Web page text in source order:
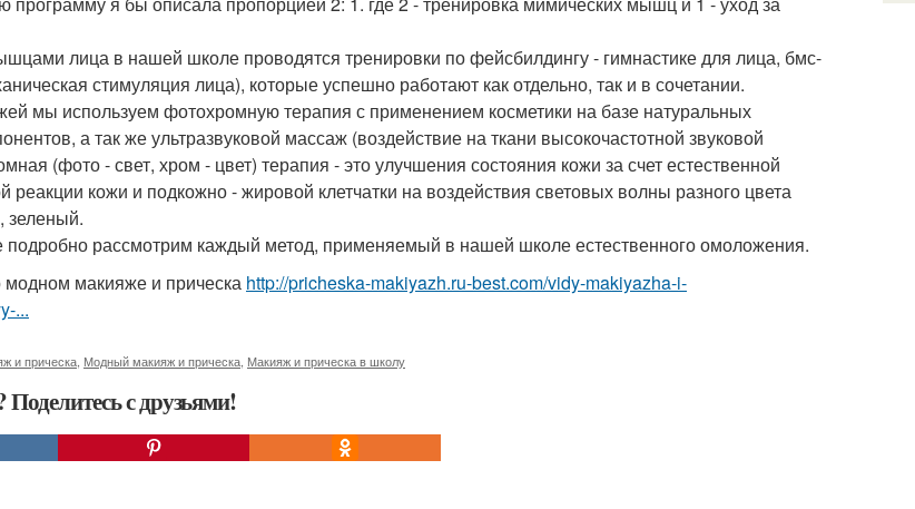
лица в нашей школе проводятся тренировки по фейсбилдингу - гимнастике для лица, бмс-
стимуляция лица), которые успешно работают как отдельно, так и в сочетании.
мы используем фотохромную терапия с применением косметики на базе натуральных
а так же ультразвуковой массаж (воздействие на ткани высокочастотной звуковой
(фото - свет, хром - цвет) терапия - это улучшения состояния кожи за счет естественной
реакции кожи и подкожно - жировой клетчатки на воздействия световых волны разного цвета
зеленый.
рассмотрим каждый метод, применяемый в нашей школе естественного омоложения.
макияже и прическа http://pricheska-makiyazh.ru-best.com/vidy-makiyazha-i-
...
и прическа Модный макияж и прическа Макияж и прическа в школу
с друзьями!